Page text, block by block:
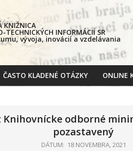
KNIŽNICA
TECHNICKÝCH INFORMÁCIÍ SR
vývoja, inovácií a vzdelávania
ČASTO KLADENÉ OTÁZKY ONLINE
Knihovnícke odborné
pozastavený
DÁTUM: 18 NOVEMBRA, 2021